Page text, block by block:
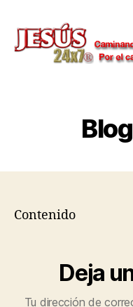
Contenido
Deja
Tu dirección de